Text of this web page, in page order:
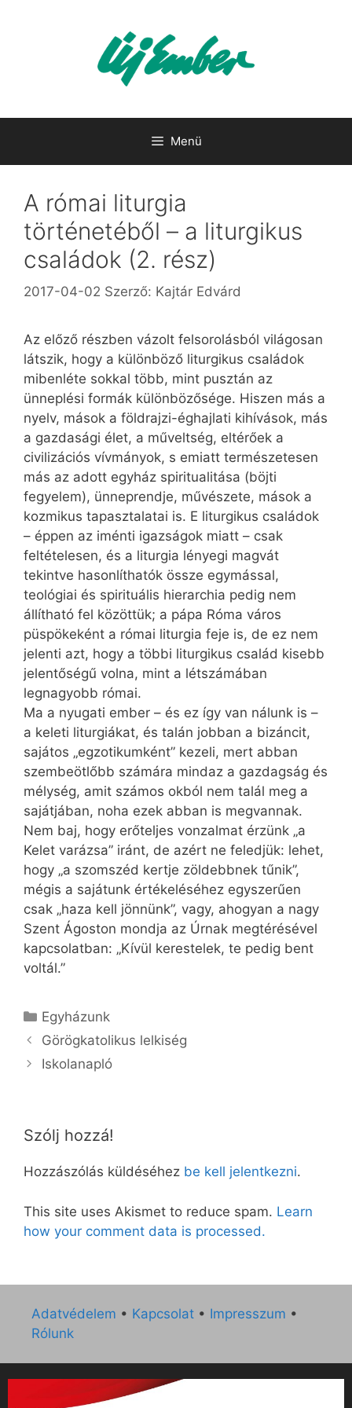
Menü
A római liturgia
történetéből – a liturgikus
családok (2. rész)
2017-04-02 Szerző: Kajtár Edvárd
Az előző részben vázolt felsorolásból világosan
látszik, hogy a különböző liturgikus családok
mibenléte sokkal több, mint pusztán az
ünneplési formák különbözősége. Hiszen más a
nyelv, mások a földrajzi-éghajlati kihívások, más
a gazdasági élet, a műveltség, eltérőek a
civilizációs vívmányok, s emiatt természetesen
más az adott egyház spiritualitása (böjti
fegyelem), ünneprendje, művészete, mások a
kozmikus tapasztalatai is. E liturgikus családok
– éppen az iménti igazságok miatt – csak
feltételesen, és a liturgia lényegi magvát
tekintve hasonlíthatók össze egymással,
teológiai és spirituális hierarchia pedig nem
állítható fel közöttük; a pápa Róma város
püspökeként a római liturgia feje is, de ez nem
jelenti azt, hogy a többi liturgikus család kisebb
jelentőségű volna, mint a létszámában
legnagyobb római.
Ma a nyugati ember – és ez így van nálunk is –
a keleti liturgiákat, és talán jobban a bizáncit,
sajátos „egzotikumként” kezeli, mert abban
szembeötlőbb számára mindaz a gazdagság és
mélység, amit számos okból nem talál meg a
sajátjában, noha ezek abban is megvannak.
Nem baj, hogy erőteljes vonzalmat érzünk „a
Kelet varázsa” iránt, de azért ne feledjük: lehet,
hogy „a szomszéd kertje zöldebbnek tűnik”,
mégis a sajátunk értékeléséhez egyszerűen
csak „haza kell jönnünk”, vagy, ahogyan a nagy
Szent Ágoston mondja az Úrnak megtérésével
kapcsolatban: „Kívül kerestelek, te pedig bent
voltál.”
Kategória
Egyházunk
Görögkatolikus lelkiség
Iskolanapló
Szólj hozzá!
Hozzászólás küldéséhez be kell jelentkezni.
This site uses Akismet to reduce spam. Learn
how your comment data is processed.
Adatvédelem • Kapcsolat • Impresszum •
Rólunk